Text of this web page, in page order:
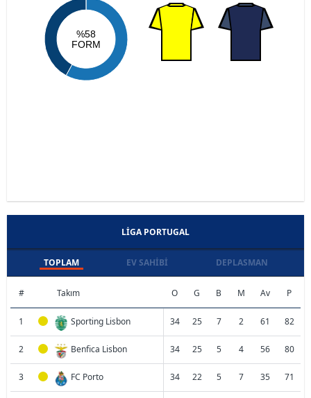
%58
FORM
LIGA PORTUGAL
TOPLAM EV SAHIBI DEPLASMAN
# Takım O G B M Av P
1 Sporting Lisbon 34 25 7 2 61 82
2 Benfica Lisbon 34 25 5 4 56 80
3 FC Porto 34 22 5 7 35 71